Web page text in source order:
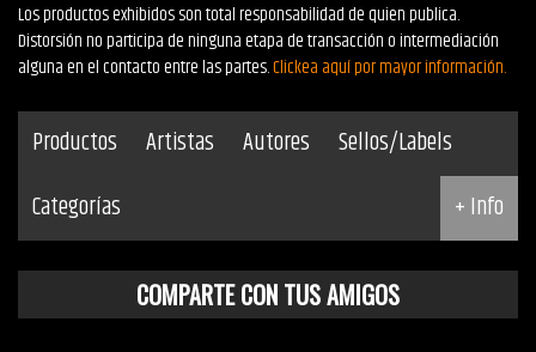
Los productos exhibidos son total responsabilidad de quien publica.
Distorsión no participa de ninguna etapa de transacción o intermediación
alguna en el contacto entre las partes.Clickea aquí por mayor información.
Productos Artistas Autores
Sellos/Labels
Categorías
+ Info
COMPARTE CON TUS AMIGOS